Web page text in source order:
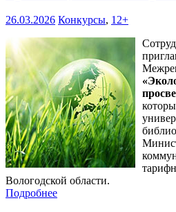
26.03.2026 Конкурсы, 12+
«
Вологодской области.
Подробнее